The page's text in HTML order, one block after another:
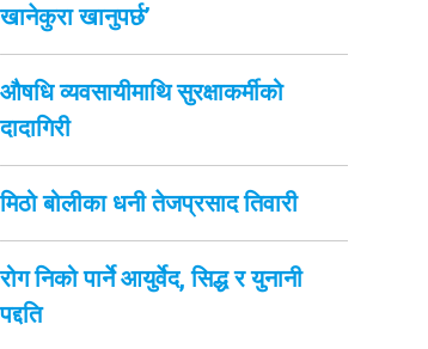
खानेकुरा खानुपर्छ’
औषधि व्यवसायीमाथि सुरक्षाकर्मीको
दादागिरी
मिठो बोलीका धनी तेजप्रसाद तिवारी
रोग निको पार्ने आयुर्वेद, सिद्ध र युनानी
पद्दति